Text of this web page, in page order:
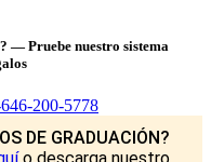
— Pruebe nuestro sistema
200-5778
DE GRADUACIÓN?